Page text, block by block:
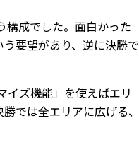
構成でした。面白かった
要望があり、逆に決勝で
イズ機能」を使えばエリ
では全エリアに広げる、